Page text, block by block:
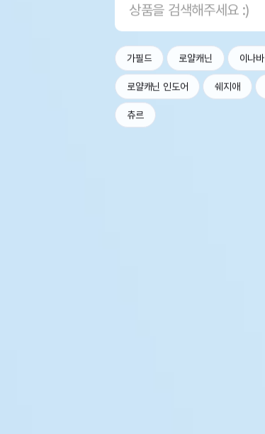
가필드 로얄캐닌 이나바
로얄캐닌 인도어 쉐지애
츄르